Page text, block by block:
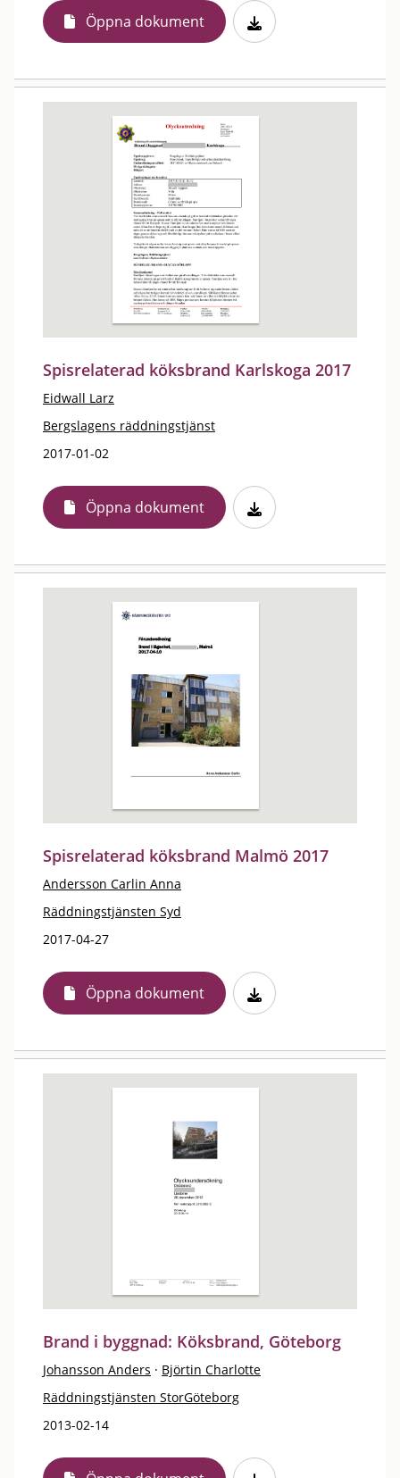
Öppna dokument
Spisrelaterad köksbrand Karlskoga 2017
Eidwall Larz
Bergslagens räddningstjänst
2017-01-02
Öppna dokument
Spisrelaterad köksbrand Malmö 2017
Andersson Carlin Anna
Räddningstjänsten Syd
2017-04-27
Öppna dokument
Brand i byggnad: Köksbrand, Göteborg
Johansson Anders · Björtin Charlotte
Räddningstjänsten StorGöteborg
2013-02-14